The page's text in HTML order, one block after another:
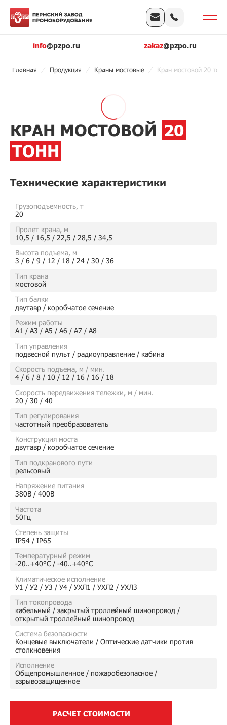
info@pzpo.ru zakaz@pzpo.ru
Главная Продукция Краны мостовые Кран мостовой 20 тонн
КРАН МОСТОВОЙ 20
ТОНН
Технические характеристики
Грузоподъемность, т
20
Пролет крана, м
10,5 / 16,5 / 22,5 / 28,5 / 34,5
Высота подъема, м
3 / 6 / 9 / 12 / 18 / 24 / 30 / 36
Тип крана
мостовой
Тип балки
двутавр / коробчатое сечение
Режим работы
А1 / А3 / А5 / А6 / А7 / А8
Тип управления
подвесной пульт / радиоуправление / кабина
Скорость подъема, м / мин.
4 / 6 / 8 / 10 / 12 / 16 / 16 / 18
Скорость передвижения тележки, м / мин.
20 / 30 / 40
Тип регулирования
частотный преобразователь
Конструкция моста
двутавр / коробчатое сечение
Тип подкранового пути
рельсовый
Напряжение питания
380В / 400В
Частота
50Гц
Степень защиты
IP54 / IP65
Температурный режим
-20..+40°C / -40..+40°C
Климатическое исполнение
У1 / У2 / У3 / У4 / УХЛ1 / УХЛ2 / УХЛ3
Тип токопровода
кабельный / закрытый троллейный шинопровод /
открытый троллейный шинопровод
Система безопасности
Концевые выключатели / Оптические датчики против
столкновения
Исполнение
Общепромышленное / пожаробезопасное /
взрывозащищенное
РАСЧЕТ СТОИМОСТИ